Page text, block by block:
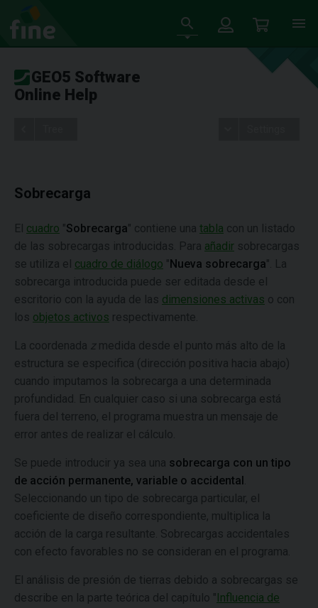
GEO5 Software
Online Help
Sobrecarga
El cuadro "Sobrecarga" contiene una tabla con un listado
de las sobrecargas introducidas. Para añadir sobrecargas
se utiliza el cuadro de diálogo "Nueva sobrecarga". La
sobrecarga introducida puede ser editada desde el
escritorio con la ayuda de las dimensiones activas o con
los objetos activos respectivamente.
La coordenada zmedida desde el punto más alto de la
estructura se especifica (dirección positiva hacia abajo)
cuando imputamos la sobrecarga a una determinada
profundidad. En cualquier caso si una sobrecarga está
fuera del terreno, el programa muestra un mensaje de
error antes de realizar el cálculo.
Se puede introducir ya sea una sobrecarga con un tipo
de acción permanente, variable o accidental
Seleccionando un tipo de sobrecarga particular, el
coeficiente de diseño correspondiente, multiplica la
acción de la carga resultante. Sobrecargas accidentales
con efecto favorables no se consideran en el programa.
El análisis de presión de tierras debido a sobrecargas se
describe en la parte teórica del capítulo "Influencia de